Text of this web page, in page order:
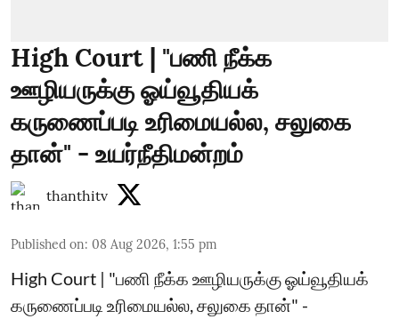
High Court | "பணி நீக்க
ஊழியருக்கு ஓய்வூதியக்
கருணைப்படி உரிமையல்ல, சலுகை
தான்" - உயர்நீதிமன்றம்
thanthitv
Published on: 08 Aug 2026, 1:55 pm
High Court | "பணி நீக்க ஊழியருக்கு ஓய்வூதியக்
கருணைப்படி உரிமையல்ல, சலுகை தான்" -